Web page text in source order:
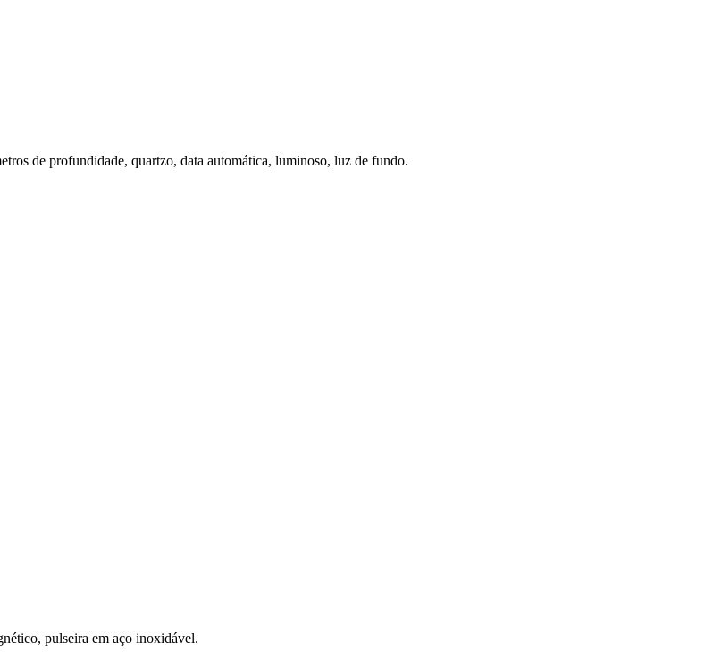
de profundidade, quartzo, data automática, luminoso, luz de fundo.
pulseira em aço inoxidável.